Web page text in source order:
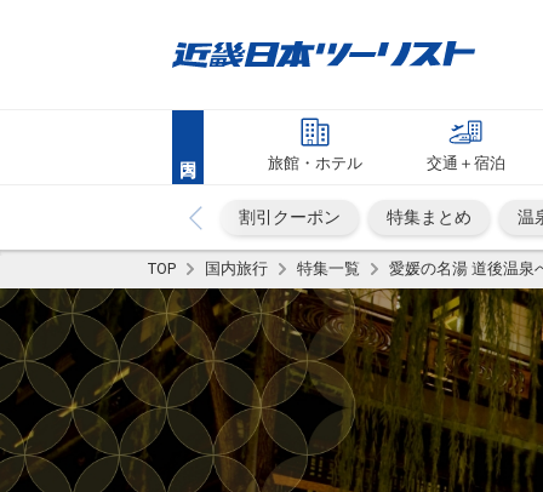
旅館・ホテル 交通＋宿泊
割引クーポン 特集まとめ 温
TOP 国内旅行 特集一覧 愛媛の名湯 道後温泉